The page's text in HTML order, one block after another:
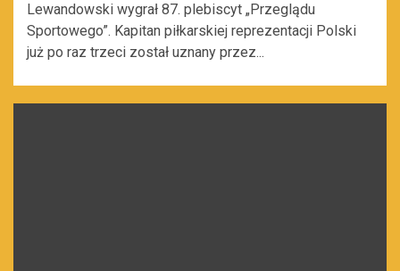
Lewandowski wygrał 87. plebiscyt „Przeglądu
Sportowego”. Kapitan piłkarskiej reprezentacji Polski
już po raz trzeci został uznany przez...